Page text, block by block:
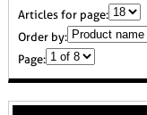
Articles for page:
Order by:
Page: